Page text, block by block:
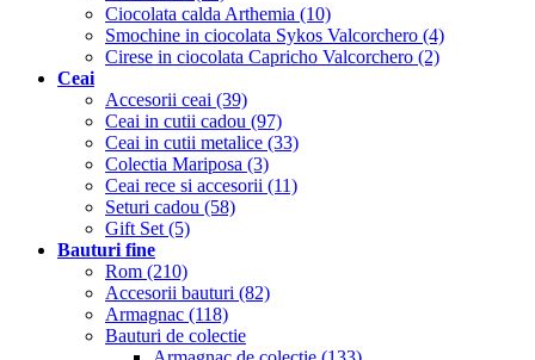
Ciocolata calda Arthemia (10)
Smochine in ciocolata Sykos Valcorchero (4)
Cirese in ciocolata Capricho Valcorchero (2)
Ceai
Accesorii ceai (39)
Ceai in cutii cadou (97)
Ceai in cutii metalice (33)
Colectia Mariposa (3)
Ceai rece si accesorii (11)
Seturi cadou (58)
Gift Set (5)
Bauturi fine
Rom (210)
Accesorii bauturi (82)
Armagnac (118)
Bauturi de colectie